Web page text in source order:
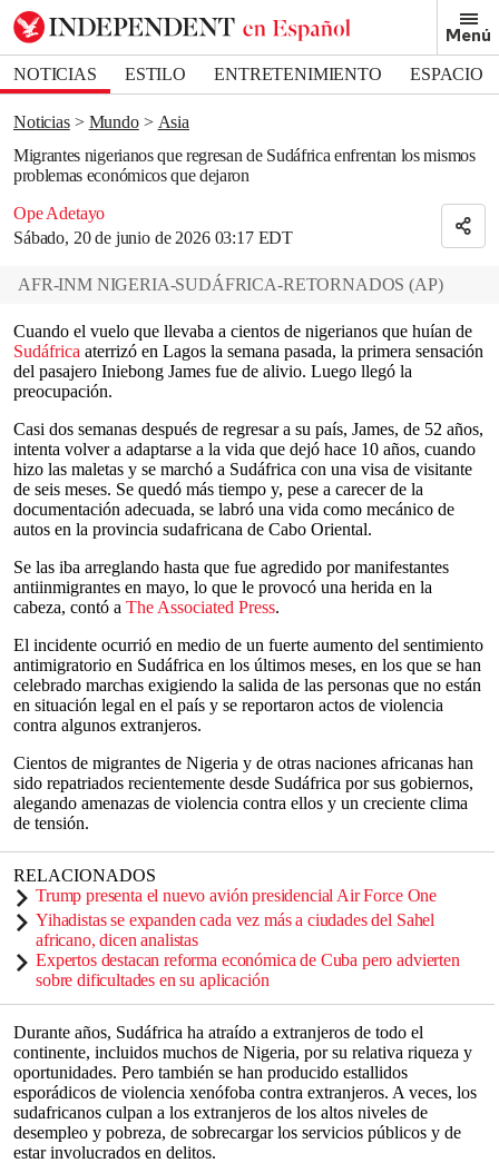
Menú
NOTICIAS ESTILO ENTRETENIMIENTO
ESPACIO
DEPORTES
Noticias Mundo
Asia
Migrantes nigerianos que regresan de Sudáfrica enfrentan los mismos
problemas económicos que dejaron
Ope Adetayo
Sábado, 20 de junio de 2026 03:17 EDT
Bookmark popover
Removed from bookmarks
Close popover
AFR-INM NIGERIA-SUDÁFRICA-RETORNADOS (AP)
Cuando el vuelo que llevaba a cientos de nigerianos que huían de
Sudáfrica aterrizó en Lagos la semana pasada, la primera sensación
del pasajero Iniebong James fue de alivio. Luego llegó la
preocupación.
Casi dos semanas después de regresar a su país, James, de 52 años,
intenta volver a adaptarse a la vida que dejó hace 10 años, cuando
hizo las maletas y se marchó a Sudáfrica con una visa de visitante
de seis meses. Se quedó más tiempo y, pese a carecer de la
documentación adecuada, se labró una vida como mecánico de
autos en la provincia sudafricana de Cabo Oriental.
Se las iba arreglando hasta que fue agredido por manifestantes
antiinmigrantes en mayo, lo que le provocó una herida en la
cabeza, contó a The Associated Press.
El incidente ocurrió en medio de un fuerte aumento del sentimiento
antimigratorio en Sudáfrica en los últimos meses, en los que se han
celebrado marchas exigiendo la salida de las personas que no están
en situación legal en el país y se reportaron actos de violencia
contra algunos extranjeros.
Cientos de migrantes de Nigeria y de otras naciones africanas han
sido repatriados recientemente desde Sudáfrica por sus gobiernos,
alegando amenazas de violencia contra ellos y un creciente clima
de tensión.
RELACIONADOS
Trump presenta el nuevo avión presidencial Air Force One
Yihadistas se expanden cada vez más a ciudades del Sahel
africano, dicen analistas
Expertos destacan reforma económica de Cuba pero advierten
sobre dificultades en su aplicación
Durante años, Sudáfrica ha atraído a extranjeros de todo el
continente, incluidos muchos de Nigeria, por su relativa riqueza y
oportunidades. Pero también se han producido estallidos
esporádicos de violencia xenófoba contra extranjeros. A veces, los
sudafricanos culpan a los extranjeros de los altos niveles de
desempleo y pobreza, de sobrecargar los servicios públicos y de
estar involucrados en delitos.